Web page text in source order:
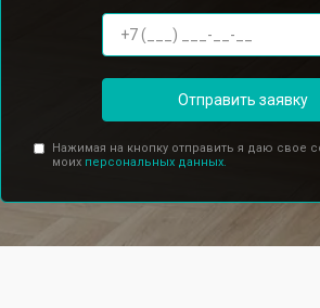
Отправить заявку
Нажимая на кнопку отправить я даю свое
моих персональных данных.